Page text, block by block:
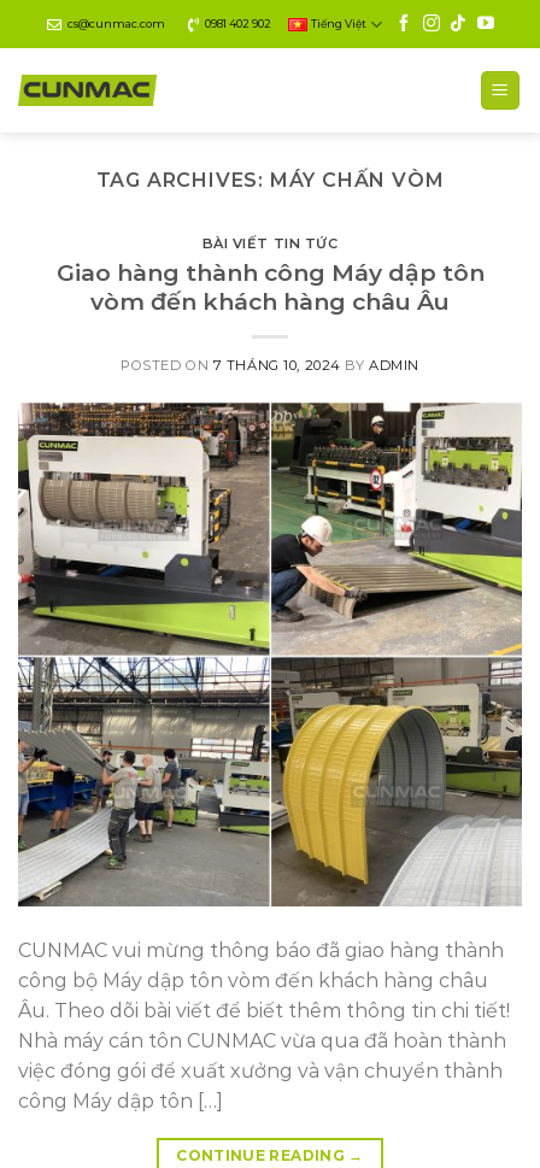
to
content
cs@cunmac.com 0981 402 902 Tiếng Việt
TAG ARCHIVES: MÁY CHẤN VÒM
BÀI VIẾT TIN TỨC
Giao hàng thành công Máy dập tôn
vòm đến khách hàng châu Âu
POSTED ON 7 THÁNG 10, 2024 BY ADMIN
CUNMAC vui mừng thông báo đã giao hàng thành
công bộ Máy dập tôn vòm đến khách hàng châu
Âu. Theo dõi bài viết để biết thêm thông tin chi tiết!
Nhà máy cán tôn CUNMAC vừa qua đã hoàn thành
việc đóng gói để xuất xưởng và vận chuyển thành
công Máy dập tôn […]
CONTINUE READING →